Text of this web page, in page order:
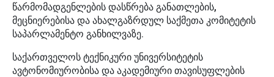
წარმომადგენლების დასწრება განათლების,
მეცნიერებისა და ახალგაზრდულ საქმეთა კომიტეტის
საპარლამენტო განხილვაზე.
საქართველოს ტექნიკური უნივერსიტეტის
ავტონომიურობისა და აკადემიური თავისუფლების